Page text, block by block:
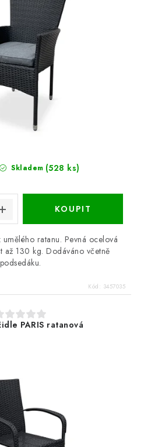
Skladem (528 ks)
ratanu. Pevná ocelová
až 130 kg. Dodáváno včetně
podsedáku.
Kód: 3457035
PARIS ratanová